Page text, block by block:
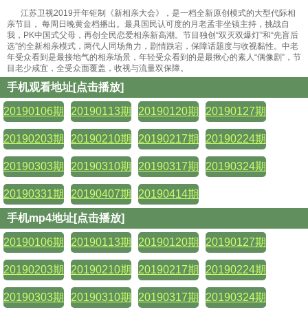
江苏卫视2019开年钜制《新相亲大会》，是一档全新原创模式的大型代际相
亲节目， 每周日晚黄金档播出。最具国民认可度的月老孟非坐镇主持，挑战自
我，PK中国式父母，再创全民恋爱相亲新高潮。节目独创“双灭双爆灯”和“先盲后
选”的全新相亲模式，两代人同场角力，剧情跌宕，保障话题度与收视黏性。中老
年受众看到是最接地气的相亲场景，年轻受众看到的是最揪心的素人“偶像剧”，节
目老少咸宜，全受众面覆盖，收视与流量双保障。
手机观看地址[点击播放]
20190106期 20190113期 20190120期 20190127期
20190203期 20190210期 20190217期 20190224期
20190303期 20190310期 20190317期 20190324期
20190331期 20190407期 20190414期
手机mp4地址[点击播放]
20190106期 20190113期 20190120期 20190127期
20190203期 20190210期 20190217期 20190224期
20190303期 20190310期 20190317期 20190324期